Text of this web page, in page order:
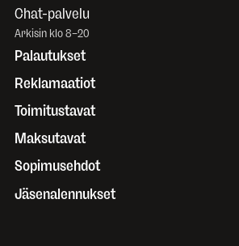
Chat-palvelu
Arkisin klo 8–20
Palautukset
Reklamaatiot
Toimitustavat
Maksutavat
Sopimusehdot
Jäsenalennukset